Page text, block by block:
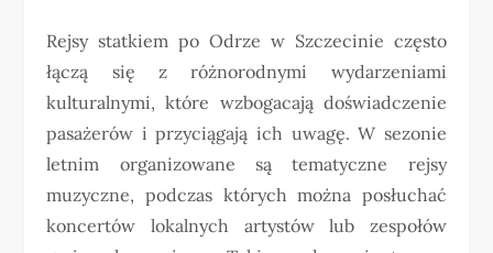
Rejsy statkiem po Odrze w Szczecinie często
łączą się z różnorodnymi wydarzeniami
kulturalnymi, które wzbogacają doświadczenie
pasażerów i przyciągają ich uwagę. W sezonie
letnim organizowane są tematyczne rejsy
muzyczne, podczas których można posłuchać
koncertów lokalnych artystów lub zespołów